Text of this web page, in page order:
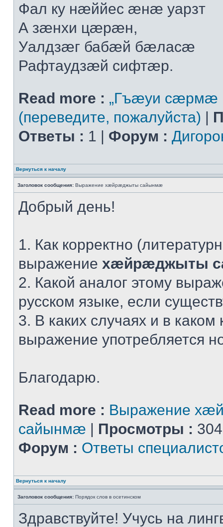
Фал ку нæййес æнæ уарзт
А зæнхи цæрæн,
Уалдзæг бабæй бæласæ
Рафтаудзæй сифтæр.
Read more : „Гъæуи сæрмæ
(переведите, пожалуйста) |
Ответы : 1 | Форум :
Вернуться к началу
Заголовок сообщения: Выражение хæйрæджыты сайынмæ
Добрый день!
1. Как корректно
выражение хæйрæджыты
2. Какой аналог этому
русском языке, если
3. В каких случаях и в каком
выражение употребляется
Благодарю.
Read more : Выражение
сайынмæ | Просмотры :
Форум : Ответы
Вернуться к началу
Заголовок сообщения: Порядок слов в осетинском
Здравствуйте! Учусь на